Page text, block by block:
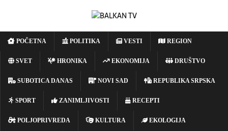
POČETNA POLITIKA VESTI REGION
SVET HRONIKA EKONOMIJA DRUŠTVO
SUBOTICA DANAS NOVI SAD REPUBLIKA SRPSKA
SPORT ZANIMLJIVOSTI RECEPTI
POLJOPRIVREDA KULTURA EKOLOGIJA